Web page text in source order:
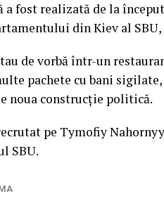
a fost realizată de la
din Kiev al
de vorbă într-un
pachete cu bani
noua construcţie politică.
pe Tymofiy
SBU.